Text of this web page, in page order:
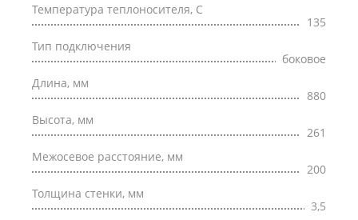
Температура теплоносителя, С
135
Тип подключения
боковое
Длина, мм
880
Высота, мм
261
Межосевое расстояние, мм
200
Толщина стенки, мм
3,5